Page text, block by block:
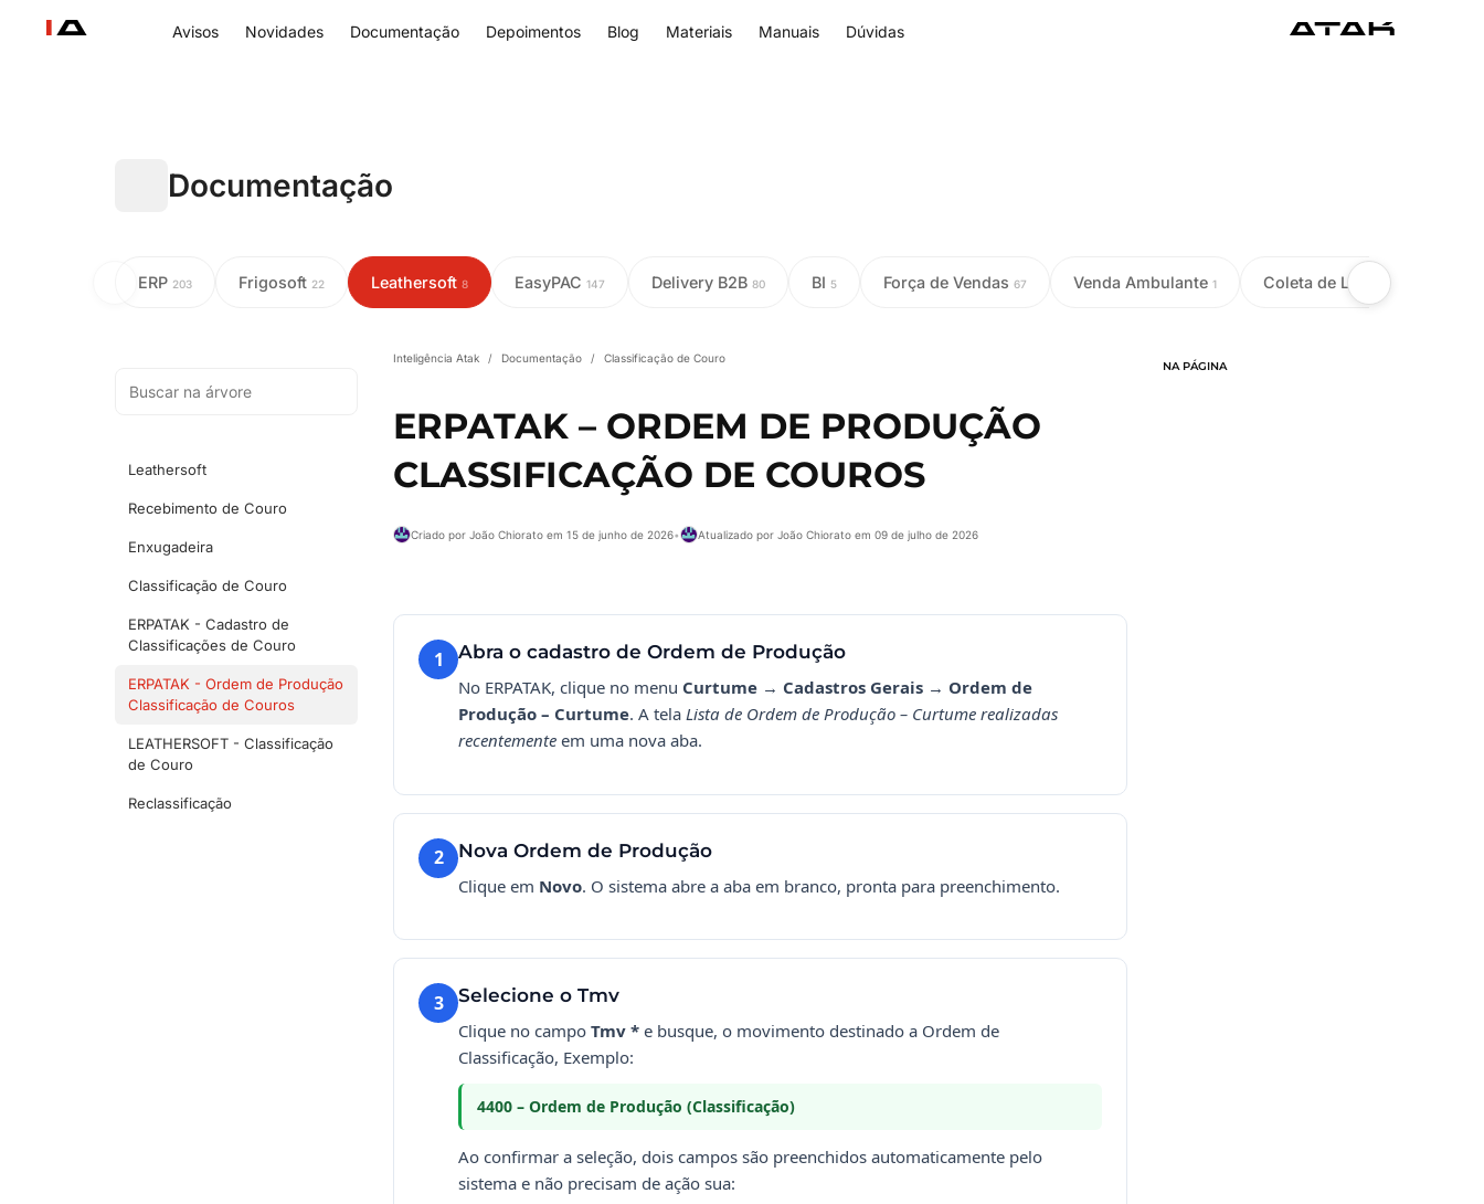
Avisos Novidades Documentação Depoimentos Blog Materiais Manuais Dúvidas
Documentação
ERP 203 Frigosoft 22 Leathersoft 8 EasyPAC 147 Delivery B2B 80 BI 5 Força de Vendas 67 Venda Ambulante 1 Coleta de Leite
Leathersoft
Recebimento de Couro
Enxugadeira
Classificação de Couro
ERPATAK - Cadastro de
Classificações de Couro
ERPATAK - Ordem de Produção
Classificação de Couros
LEATHERSOFT - Classificação
de Couro
Reclassificação
Inteligência Atak / Documentação / Classificação de Couro
ERPATAK – ORDEM DE PRODUÇÃO
CLASSIFICAÇÃO DE COUROS
Criado por João Chiorato em 15 de junho de 2026• Atualizado por João Chiorato em 09 de julho de 2026
1
Abra o cadastro de Ordem de Produção
No ERPATAK, clique no menu Curtume → Cadastros Gerais → Ordem de
Produção – Curtume. A tela Lista de Ordem de Produção – Curtume realizadas
recentemente em uma nova aba.
2
Nova Ordem de Produção
Clique em Novo. O sistema abre a aba em branco, pronta para preenchimento.
3
Selecione o Tmv
Clique no campo Tmv * e busque, o movimento destinado a Ordem de
Classificação, Exemplo:
4400 – Ordem de Produção (Classificação)
Ao confirmar a seleção, dois campos são preenchidos automaticamente pelo
sistema e não precisam de ação sua:
NA PÁGINA